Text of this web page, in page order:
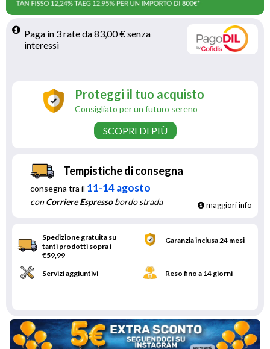
Paga in 3 rate da 83,00 € senza
interessi
Proteggi il tuo acquisto
Consigliato per un futuro sereno
SCOPRI DI PIÙ
Tempistiche di consegna
consegna tra il 11-14 agosto
conCorriere Espressobordo strada maggiori info
Spedizione gratuita su
tanti prodotti sopra i
€59,99
Garanzia inclusa 24 mesi
Servizi aggiuntivi Reso fino a 14 giorni